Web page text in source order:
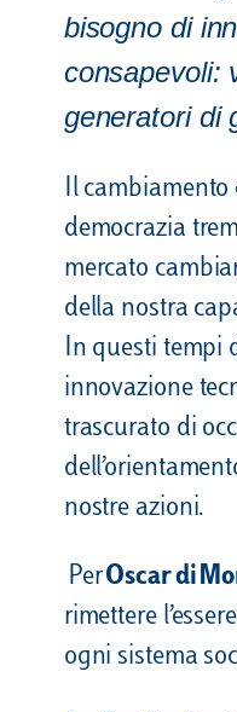
bisogno di
consapevoli:
generatori di
Il cambiamento
democrazia
mercato
della nostra
In questi tempi
innovazione
trascurato di
nostre azioni.
PerOscar di
rimettere
ogni sistema